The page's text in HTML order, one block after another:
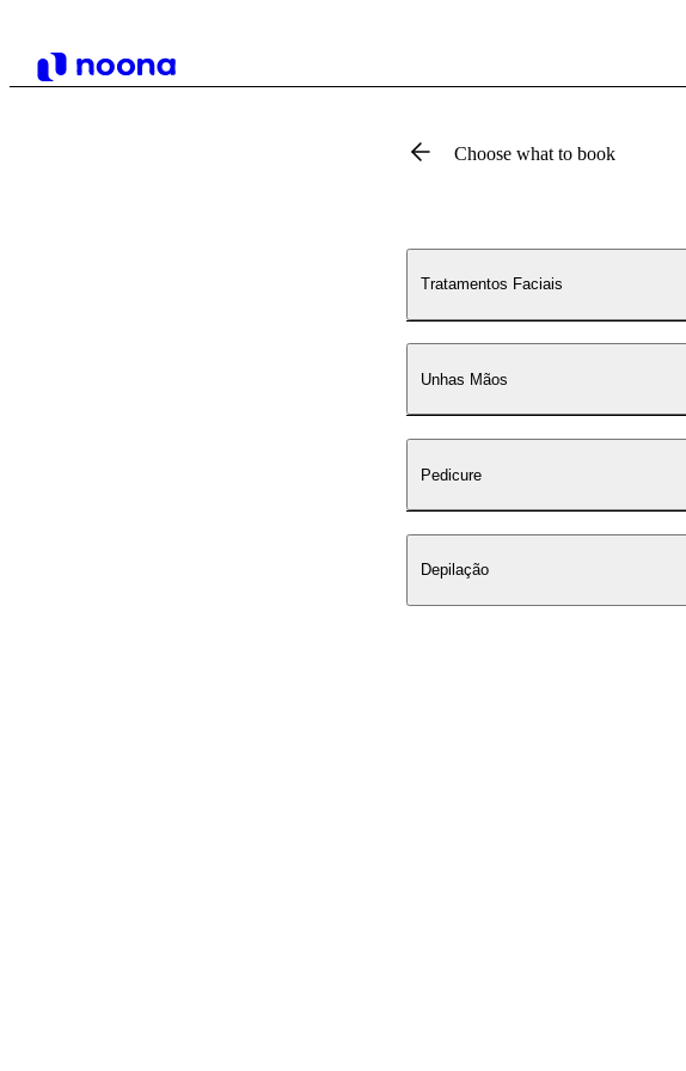
Choose what to book
Tratamentos Faciais
Unhas Mãos
Pedicure
Depilação